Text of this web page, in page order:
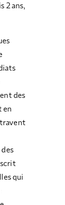
2 ans,
des
en
qui